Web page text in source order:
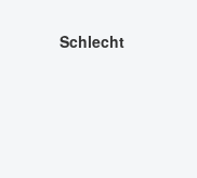
Schlecht